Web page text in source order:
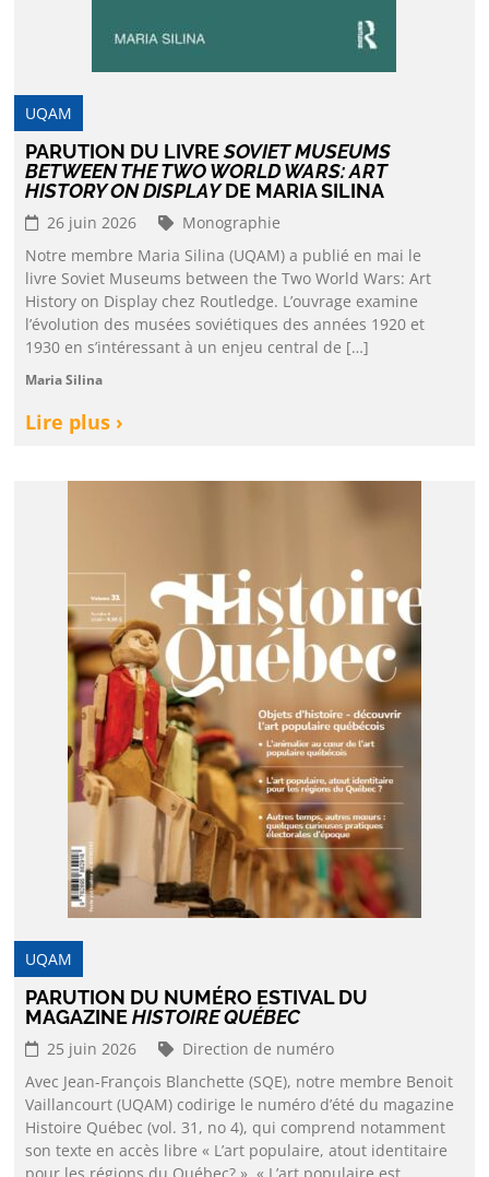
UQAM
PARUTION DU LIVRESOVIET MUSEUMS
BETWEEN THE TWO WORLD WARS: ART
HISTORY ON DISPLAYDE MARIA SILINA
26 juin 2026
Monographie
Notre membre Maria Silina (UQAM) a publié en mai le
livre Soviet Museums between the Two World Wars: Art
History on Display chez Routledge. L’ouvrage examine
l’évolution des musées soviétiques des années 1920 et
1930 en s’intéressant à un enjeu central de […]
Maria Silina
Lire plus ›
UQAM
PARUTION DU NUMÉRO ESTIVAL DU
MAGAZINEHISTOIRE QUÉBEC
25 juin 2026
Direction de numéro
Avec Jean-François Blanchette (SQE), notre membre Benoit
Vaillancourt (UQAM) codirige le numéro d’été du magazine
Histoire Québec (vol. 31, no 4), qui comprend notamment
son texte en accès libre « L’art populaire, atout identitaire